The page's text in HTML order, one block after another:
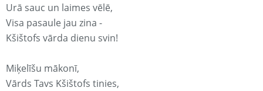
Urā sauc un laimes vēlē,
Visa pasaule jau zina -
Kšištofs vārda dienu svin!
Miķelīšu mākonī,
Vārds Tavs Kšištofs tinies,